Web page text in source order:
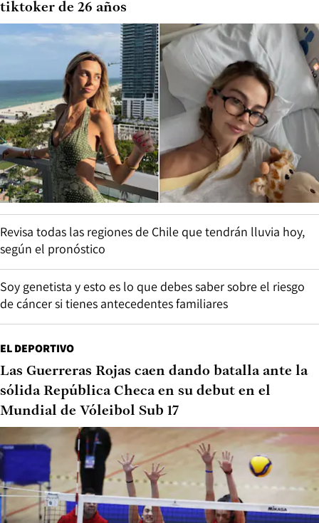
tiktoker de 26 años
Revisa todas las regiones de Chile que tendrán lluvia hoy,
según el pronóstico
Soy genetista y esto es lo que debes saber sobre el riesgo
de cáncer si tienes antecedentes familiares
EL DEPORTIVO
Las Guerreras Rojas caen dando batalla ante la
sólida República Checa en su debut en el
Mundial de Vóleibol Sub 17